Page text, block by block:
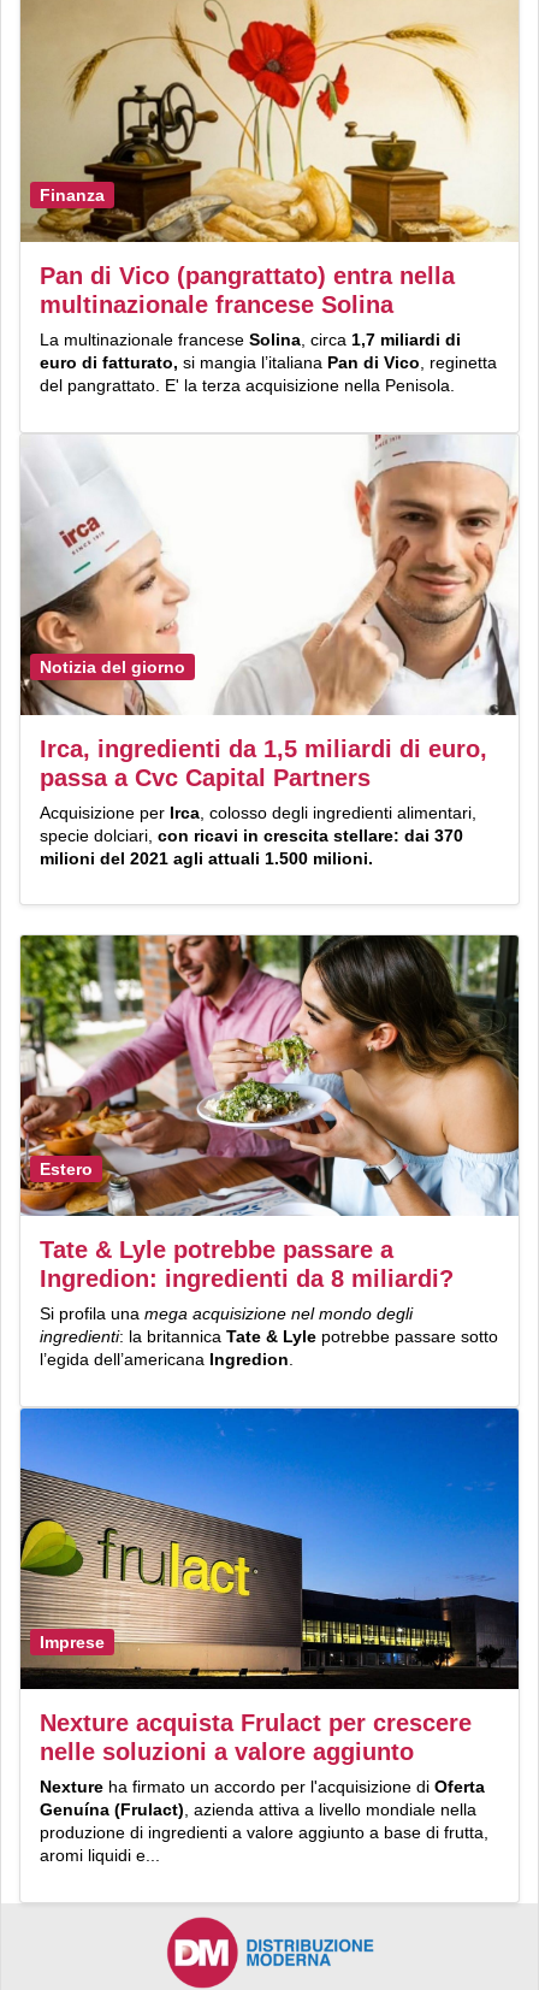
Finanza
Pan di Vico (pangrattato) entra nella
multinazionale francese Solina
La multinazionale francese Solina , circa 1,7 miliardi di
euro di fatturato, si mangia l’italiana Pan di Vico , reginetta
del pangrattato. E' la terza acquisizione nella Penisola.
Notizia del giorno
Irca, ingredienti da 1,5 miliardi di euro,
passa a Cvc Capital Partners
Acquisizione per Irca , colosso degli ingredienti alimentari,
specie dolciari, con ricavi in crescita stellare: dai 370
milioni del 2021 agli attuali 1.500 milioni.
Estero
Tate & Lyle potrebbe passare a
Ingredion: ingredienti da 8 miliardi?
Si profila una mega acquisizione nel mondo degli
ingredienti: la britannica Tate & Lyle potrebbe passare sotto
l’egida dell’americana Ingredion
Imprese
Nexture acquista Frulact per crescere
nelle soluzioni a valore aggiunto
Nexture ha firmato un accordo per l'acquisizione di Oferta
Genuína (Frulact) , azienda attiva a livello mondiale nella
produzione di ingredienti a valore aggiunto a base di frutta,
aromi liquidi e...